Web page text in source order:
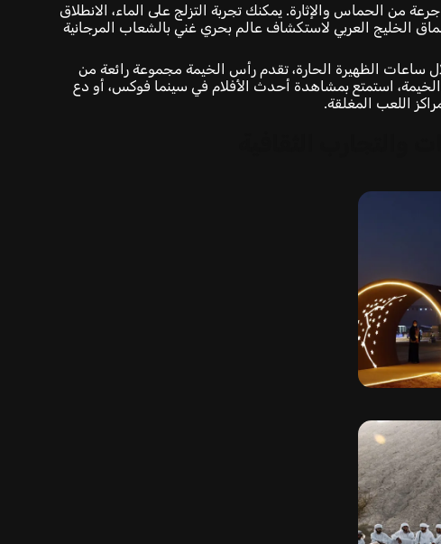
من الحماس والإثارة. يمكنك تجربة التزلج على الماء، الانطلاق
الخليج العربي لاستكشاف عالم بحري غني بالشعاب المرجانية
ساعات الظهيرة الحارة، تقدم رأس الخيمة مجموعة رائعة من
استمتع بمشاهدة أحدث الأفلام في سينما فوكس، أو دع
اللعب المغلقة.